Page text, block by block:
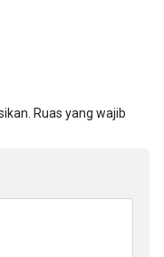
Ruas yang wajib